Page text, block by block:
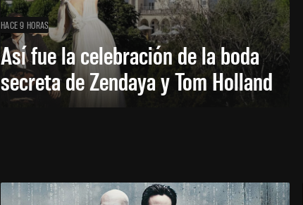
HACE 9 HORAS
Así fue la celebración de la boda
secreta de Zendaya y Tom Holland